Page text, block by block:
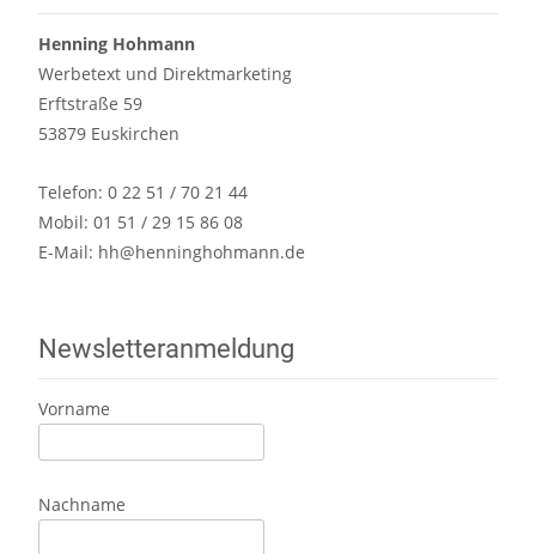
Henning Hohmann
Werbetext und Direktmarketing
Erftstraße 59
53879 Euskirchen
Telefon: 0 22 51 / 70 21 44
Mobil: 01 51 / 29 15 86 08
E-Mail: hh@henninghohmann.de
Newsletteranmeldung
Vorname
Nachname